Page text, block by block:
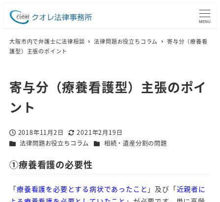
MENU
大阪市内で弁護士に法律相談 法律問題お役立ちコラム
寄与分（療養看
護型）主張のポイント
寄与分（療養看護型）主張のポイ
ント
投稿日
2018年11月2日
更新日
2021年2月19日
カテゴリー
法律問題お役立ちコラム カテゴリー
相続・遺産分割の問題
①療養看護の必要性
「療養看護を必要とする病状であったこと 」及び「近親者に